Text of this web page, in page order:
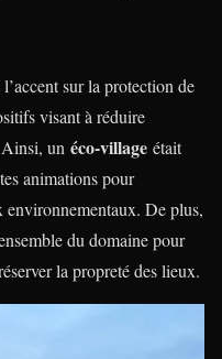
sur la protection de
visant à réduire
Ainsi, un éco-village était
animations pour
environnementaux. De plus,
du domaine pour
la propreté des lieux.